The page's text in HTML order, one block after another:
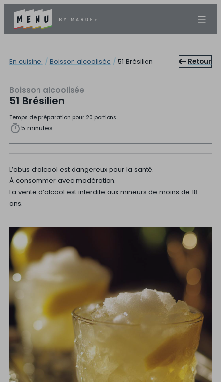
En cuisine. / Boisson alcoolisée / 51 Brésilien Retour
Boisson alcoolisée
51 Brésilien
Temps de préparation pour 20 portions
5 minutes
L’abus d’alcool est dangereux pour la santé.
À consommer avec modération.
La vente d’alcool est interdite aux mineurs de moins de 18
ans.